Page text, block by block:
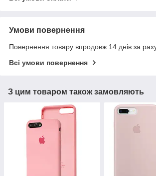
Умови повернення
Повернення товару впродовж 14 днів за
Всі умови повернення
З цим товаром також замовляють